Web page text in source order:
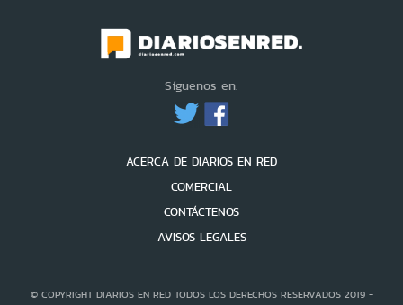
Síguenos en:
ACERCA DE DIARIOS EN RED
COMERCIAL
CONTÁCTENOS
AVISOS LEGALES
© COPYRIGHT DIARIOS EN RED TODOS LOS DERECHOS RESERVADOS 2019 -